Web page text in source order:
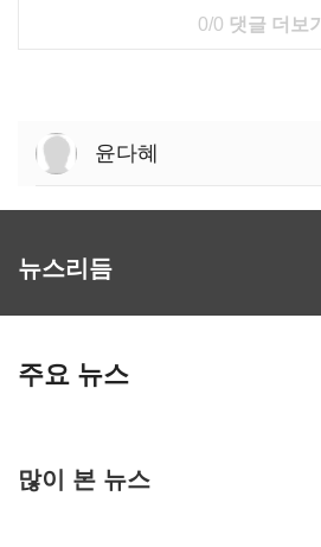
0/0 댓글 더보기
윤다혜
뉴스리듬
주요 뉴스
많이 본 뉴스